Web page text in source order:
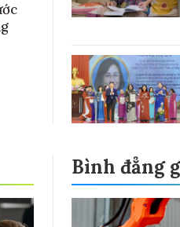
Bình đẳng